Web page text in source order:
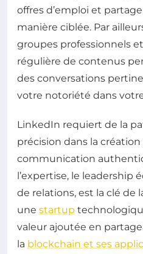
offres d’emploi et
manière ciblée. Par
groupes professionnels
régulière de contenus
des conversations
votre notoriété dans
LinkedIn requiert de la
précision dans la
communication
l’expertise, le leadership
de relations, est la clé de
une startup
valeur ajoutée en
la blockchain et ses